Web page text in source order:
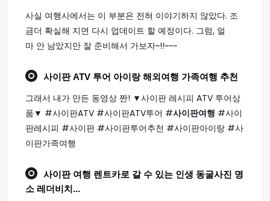
사실 여행사에서는 이 부분은 전혀 이야기하지 않았다. 조
금더 확실해 지면 다시 업데이트 할 예정이다. 그럼, 얼
마 안 남았지만 잘 준비해서 가보자~!!~~~
사이판ATV 투어 아이랑 해외 여행 가족여행 추천
그래서 내가 만든 동영상 짠! ▼사이판 레시피 ATV 투어상
품▼ #사이판ATV #사이판ATV투어 #사이판여행 #사이
판레시피 #사이판 #사이판투어추천 #사이판아이랑 #사
이판가족여행
사이판 여행 렌트카로 갈 수 있는 인생 동굴사진 명
소 레더비치...